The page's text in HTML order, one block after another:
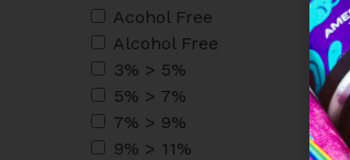
Acohol Free
Alcohol Free
3% > 5%
5% > 7%
7% > 9%
9% > 11%